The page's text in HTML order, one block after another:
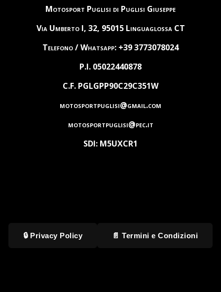
Motosport Puglisi di Puglisi Giuseppe
Via Umberto I, 32, 95015 Linguaglossa CT
Telefono / Whatsapp: +39 3773078024
P.I. 05022440878
C.F. PGLGPP90C29C351W
motosportpuglisi@gmail.com
motosportpuglisi@pec.it
SDI: M5UXCR1
🔒 Privacy Policy 📄 Termini e Condizioni